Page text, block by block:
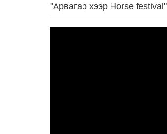
"Арвагар хээр Horse festival"